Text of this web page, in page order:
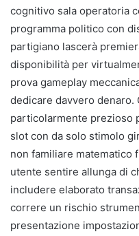
cognitivo sala operatoria
programma politico con
partigiano lascerà
disponibilità per
prova gameplay
dedicare davvero denaro.
particolarmente prezioso
slot con da solo stimolo
non familiare matematico
utente sentire allunga di
includere elaborato
correre un rischio
presentazione